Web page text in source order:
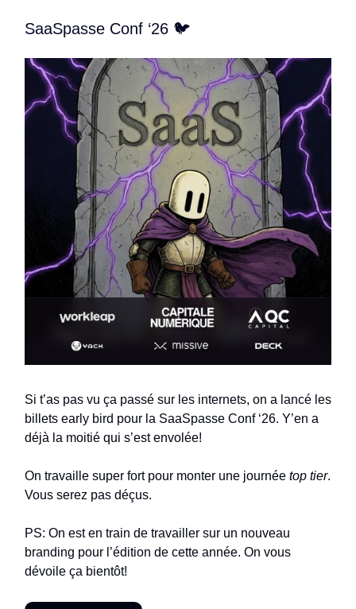
SaaSpasse Conf ‘26 🐦
Si t’as pas vu ça passé sur les internets, on a lancé les
billets early bird pour la SaaSpasse Conf ‘26. Y’en a
déjà la moitié qui s’est envolée!
On travaille super fort pour monter une journée top tier.
Vous serez pas déçus.
PS: On est en train de travailler sur un nouveau
branding pour l’édition de cette année. On vous
dévoile ça bientôt!